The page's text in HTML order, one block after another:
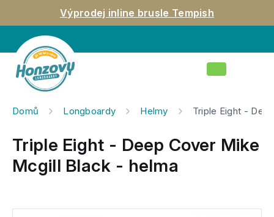
obsah
Výprodej inline brusle Tempish
Nákupní
Domů Longboardy Helmy Triple Eight -
Triple Eight - Deep Cover Mike
Mcgill Black - helma